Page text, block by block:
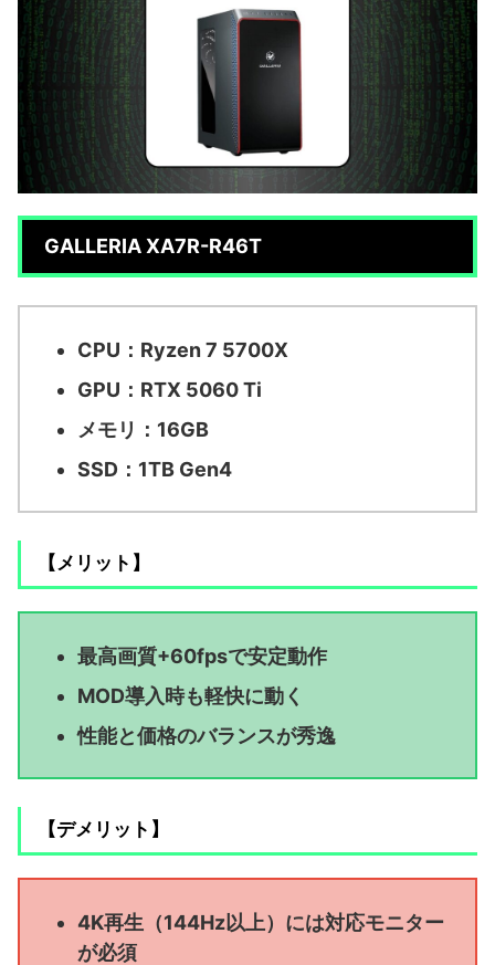
GALLERIA XA7R-R46T
CPU：Ryzen 7 5700X
GPU：RTX 5060 Ti
メモリ：16GB
SSD：1TB Gen4
【メリット】
最高画質+60fpsで安定動作
MOD導入時も軽快に動く
性能と価格のバランスが秀逸
【デメリット】
4K再生（144Hz以上）には対応モニター
が必須